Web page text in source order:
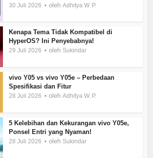
30 Juli 2026 olehAdhitya W. P.
Kenapa Tema Tidak Kompatibel di
HyperOS? Ini Penyebabnya!
29 Juli 2026 oleh Sukindar
vivo Y05 vs vivo Y05e – Perbedaan
Spesifikasi dan Fitur
28 Juli 2026 olehAdhitya W. P.
5 Kelebihan dan Kekurangan vivo Y05e,
Ponsel Entri yang Nyaman!
28 Juli 2026 oleh Sukindar